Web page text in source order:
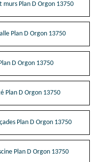
Plan D Orgon 13750
Plan D Orgon 13750
D Orgon 13750
Plan D Orgon 13750
Plan D Orgon 13750
Plan D Orgon 13750